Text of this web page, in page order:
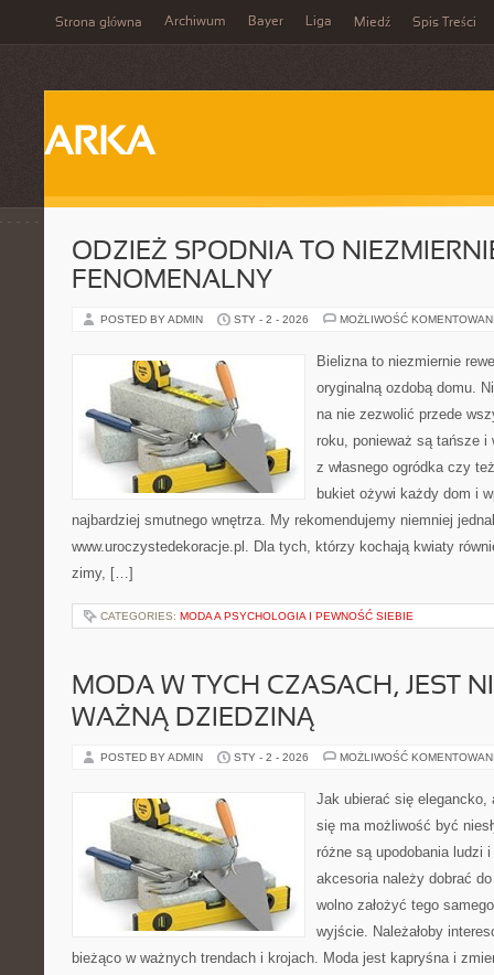
Strona główna Archiwum Bayer Liga Miedź Spis Treści
ARKA
ODZIEŻ SPODNIA TO
FENOMENALNY
POSTED BY ADMIN STY - 2 - 2026 MOŻLIWOŚĆ
Bielizna to niezmiernie
oryginalną ozdobą domu.
na nie zezwolić przede
roku, ponieważ są tańsze i
z własnego ogródka czy
bukiet ożywi każdy dom i
najbardziej smutnego wnętrza. My rekomendujemy niemniej
www.uroczystedekoracje.pl. Dla tych, którzy kochają kwiaty
zimy, […]
CATEGORIES: MODA A PSYCHOLOGIA I PEWNOŚĆ SIEBIE
MODA W TYCH CZASACH, JEST
WAŻNĄ DZIEDZINĄ
POSTED BY ADMIN STY - 2 - 2026 MOŻLIWOŚĆ
Jak ubierać się elegancko,
się ma możliwość być
różne są upodobania ludzi
akcesoria należy dobrać
wolno założyć tego
wyjście. Należałoby
bieżąco w ważnych trendach i krojach. Moda jest kapryśna i